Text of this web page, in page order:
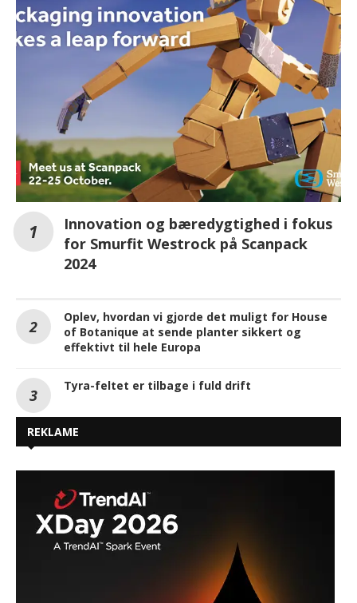
Innovation og bæredygtighed i fokus
for Smurfit Westrock på Scanpack
2024
Oplev, hvordan vi gjorde det muligt for House
of Botanique at sende planter sikkert og
effektivt til hele Europa
Tyra-feltet er tilbage i fuld drift
REKLAME